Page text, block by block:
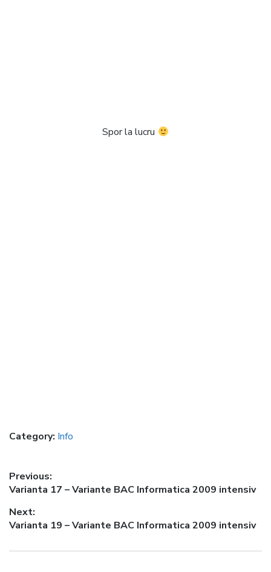
Spor la lucru
Category: Info
Post
navigation
Previous:
Previous
Varianta 17 – Variante BAC Informatica 2009 intensiv
Next:
Next
Varianta 19 – Variante BAC Informatica 2009 intensiv